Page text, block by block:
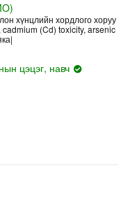
хүнцлийн хордлого хоруу
(Cd) toxicity, arsenic
цэцэг, навч